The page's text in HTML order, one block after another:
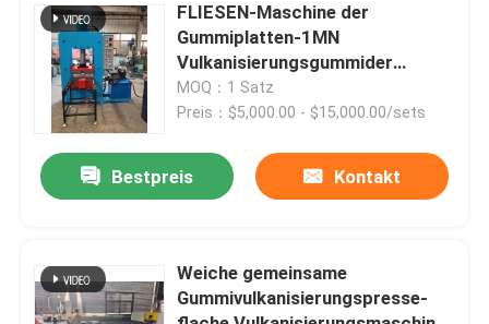
Qualitätskontrolle
Treten Sie mit uns in Verbindung
Nachrichten
Gummiprozeßmaschine
FLIESEN-Maschine der
Gummiplatten-1MN
Vulkanisierungsgummider
maschinen-1100x1100mm
MOQ：1 Satz
Preis：$5,000.00 - $15,000.00/sets
Bestpreis Kontakt
Weiche gemeinsame
Gummivulkanisierungspresse-